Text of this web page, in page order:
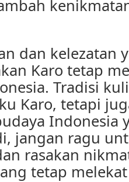
dan kelezatan
Karo tetap
Tradisi
Karo, tetapi
Indonesia
jangan ragu
rasakan
tetap